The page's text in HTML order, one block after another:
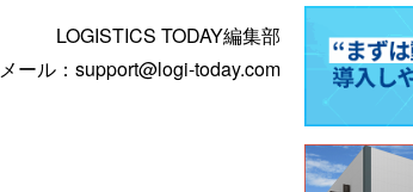
LOGISTICS TODAY編集部
メール：support@logi-today.com